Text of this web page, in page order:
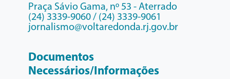
Praça Sávio Gama, nº 53 - Aterrado
(24) 3339-9060 / (24) 3339-9061
jornalismo@voltaredonda.rj.gov.br
Documentos
Necessários/Informações